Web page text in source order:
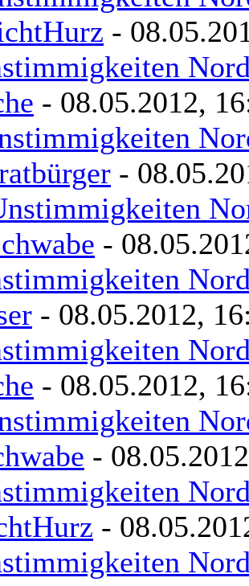
-
- 08.05.2012,
-
-
- 08.05.2012,
- 08.05.2012,
-
-